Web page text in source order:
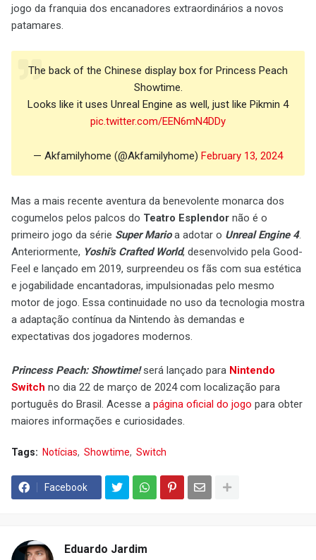
jogo da franquia dos encanadores extraordinários a novos
patamares.
The back of the Chinese display box for Princess Peach
Showtime.
Looks like it uses Unreal Engine as well, just like Pikmin 4
pic.twitter.com/EEN6mN4DDy
— Akfamilyhome (@Akfamilyhome) February 13, 2024
Mas a mais recente aventura da benevolente monarca dos
cogumelos pelos palcos do Teatro Esplendor não é o
primeiro jogo da série Super Marioa adotar o Unreal Engine 4.
Anteriormente, Yoshi's Crafted World, desenvolvido pela Good-
Feel e lançado em 2019, surpreendeu os fãs com sua estética
e jogabilidade encantadoras, impulsionadas pelo mesmo
motor de jogo. Essa continuidade no uso da tecnologia mostra
a adaptação contínua da Nintendo às demandas e
expectativas dos jogadores modernos.
Princess Peach: Showtime!será lançado para Nintendo
Switch no dia 22 de março de 2024 com localização para
português do Brasil. Acesse a página oficial do jogo para obter
maiores informações e curiosidades.
Tags: Notícias Showtime Switch
Facebook
Eduardo Jardim